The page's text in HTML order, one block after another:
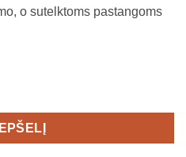
o sutelktoms pastangoms
MOVE SMART treniruoklis